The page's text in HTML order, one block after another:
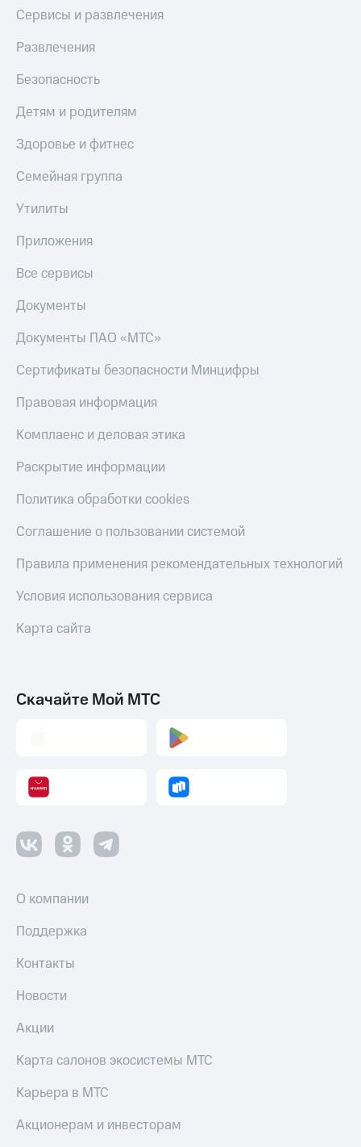
Сервисы и развлечения
Развлечения
Безопасность
Детям и родителям
Здоровье и фитнес
Семейная группа
Утилиты
Приложения
Все сервисы
Документы
Документы ПАО «МТС»
Сертификаты безопасности Минцифры
Правовая информация
Комплаенс и деловая этика
Раскрытие информации
Политика обработки cookies
Соглашение о пользовании системой
Правила применения рекомендательных технологий
Условия использования сервиса
Карта сайта
Скачайте Мой МТС
О компании
Поддержка
Контакты
Новости
Акции
Карта салонов экосистемы МТС
Карьера в МТС
Акционерам и инвесторам